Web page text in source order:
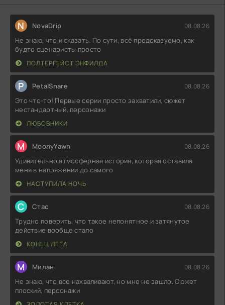
N NovaDrip 08.08.26
Не знаю, что и сказать. По сути, всё предсказуемо, как
будто сценаристы просто
ПОЛТЕРГЕЙСТ ЭНФИЛДА
P PetalSnare 08.08.26
Это что-то! Первые серии просто захватили, сюжет
нестандартный, персонажи
ЛЮБОВНИКИ
M MoonyYawn 08.08.26
Удивительно атмосферная история, которая оставила
меня в напряжении до самого
НАСТУПИЛА НОЧЬ
С Стас 08.08.26
Трудно поверить, что такое непонятное и затянутое
действие вообще стало
КОНЕЦ ЛЕТА
М Милан 08.08.26
Не знаю, что все нахваливают, но мне не зашло. Сюжет
плоский, персонажи